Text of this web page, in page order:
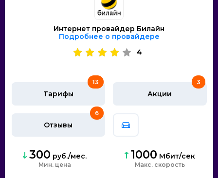
Интернет провайдер Билайн
Подробнее о провайдере
4
Тарифы
13
Акции
3
Отзывы
6
300 руб./мес.
Мин. цена
1000 Мбит/сек
скорость